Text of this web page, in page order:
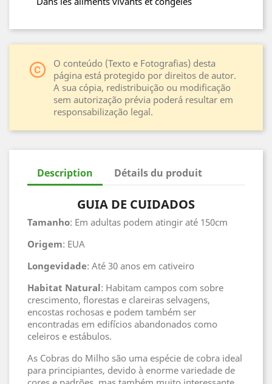
copyright
O conteúdo (Texto e Fotografias) desta
página está protegido por direitos de autor.
A sua cópia, redistribuição ou modificação
sem autorização prévia poderá resultar em
responsabilização legal.
Description Détails du produit
GUIA DE CUIDADOS
Tamanho: Em adultas podem atingir até 150cm
Origem: EUA
Longevidade: Até 30 anos em cativeiro
Habitat Natural: Habitam campos com sobre
crescimento, florestas e clareiras selvagens,
encostas rochosas e podem também ser
encontradas em edifícios abandonados como
celeiros e estábulos.
As Cobras do Milho são uma espécie de cobra ideal
para principiantes, devido à enorme variedade de